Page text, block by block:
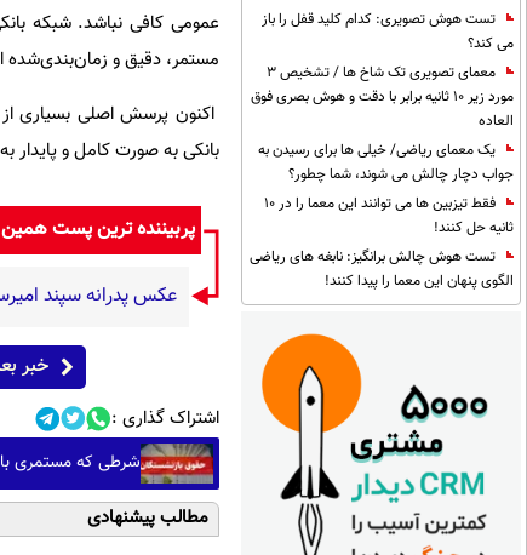
تست هوش تصویری: کدام کلید قفل را باز
می کند؟
معمای تصویری تک شاخ ها / تشخیص 3
مورد زیر 10 ثانیه برابر با دقت و هوش بصری فوق
العاده
یک معمای ریاضی/ خیلی ها برای رسیدن به
جواب دچار چالش می شوند، شما چطور؟
فقط تیزبین ها می توانند این معما را در 10
ثانیه حل کنند!
تست هوش چالش برانگیز: نابغه های ریاضی
الگوی پنهان این معما را پیدا کنند!
عمومی کافی نباشد. شبکه
مستمر، دقیق و زمان‌بندی‌شده
اکنون پرسش اصلی بسیاری
بانکی به صورت کامل و پایدار
پربیننده ترین پست
عکس پدرانه سپند
خبر
اشتراک گذاری :
شرطی که مستمری
مطالب پیشنهادی